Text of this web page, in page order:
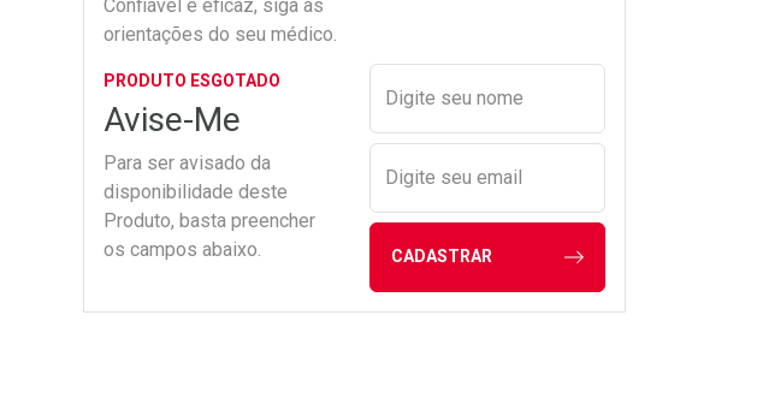
Confiável e eficaz, siga as
orientações do seu médico.
PRODUTO ESGOTADO
Avise-Me
Para ser avisado da
disponibilidade deste
Produto, basta preencher
os campos abaixo.
Preencher nome e email
Digite seu nome
Digite seu email
CADASTRAR